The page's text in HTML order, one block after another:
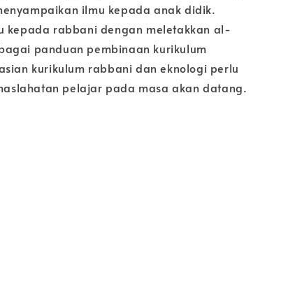
ilmu kepada anak didik.
kepada rabbani dengan meletakkan al-
panduan pembinaan kurikulum
kurikulum rabbani dan eknologi perlu
pelajar pada masa akan datang.